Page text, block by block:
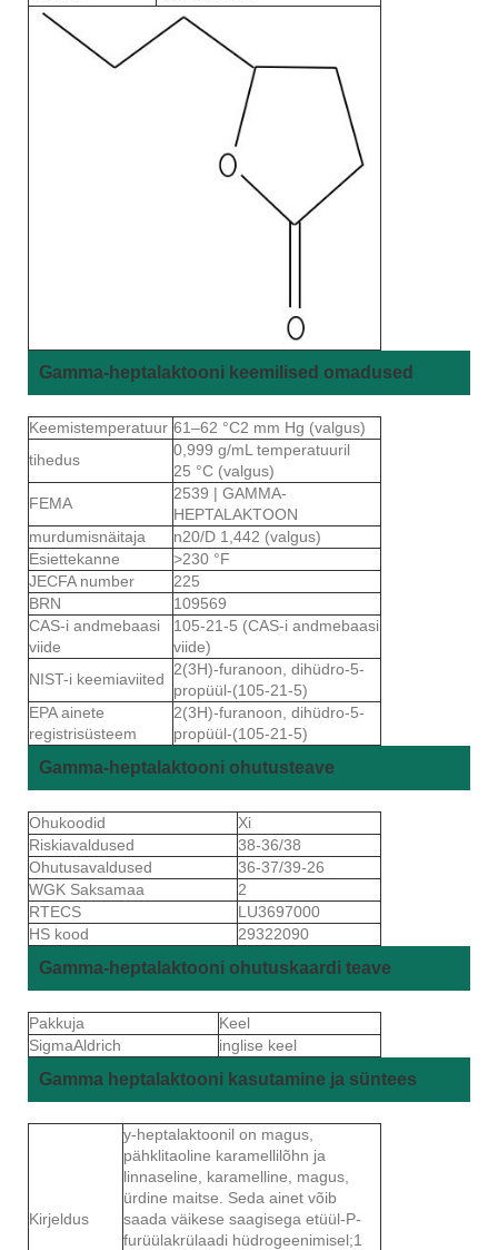
Gamma-heptalaktooni keemilised omadused
Keemistemperatuur 61–62 °C2 mm Hg (valgus)
tihedus
0,999 g/mL temperatuuril
25 °C (valgus)
FEMA
2539 | GAMMA-
HEPTALAKTOON
murdumisnäitaja
n20/D 1,442 (valgus)
Esiettekanne
>230 °F
JECFA number
225
BRN
109569
CAS-i andmebaasi
viide
105-21-5 (CAS-i andmebaasi
viide)
NIST-i keemiaviited
2(3H)-furanoon, dihüdro-5-
propüül-(105-21-5)
EPA ainete
registrisüsteem
2(3H)-furanoon, dihüdro-5-
propüül-(105-21-5)
Gamma-heptalaktooni ohutusteave
Ohukoodid
Xi
Riskiavaldused
38-36/38
Ohutusavaldused
36-37/39-26
WGK Saksamaa
2
RTECS
LU3697000
HS kood
29322090
Gamma-heptalaktooni ohutuskaardi teave
Pakkuja
Keel
SigmaAldrich
inglise keel
Gamma heptalaktooni kasutamine ja süntees
Kirjeldus
y-heptalaktoonil on magus,
pähklitaoline karamellilõhn ja
linnaseline, karamelline, magus,
ürdine maitse. Seda ainet võib
saada väikese saagisega etüül-P-
furüülakrülaadi hüdrogeenimisel;1